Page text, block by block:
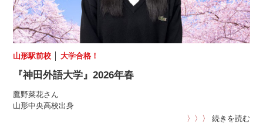
山形駅前校 │大学合格！
『神田外語大学』2026年春
鷹野菜花さん
山形中央高校出身
〉〉〉
続きを読む